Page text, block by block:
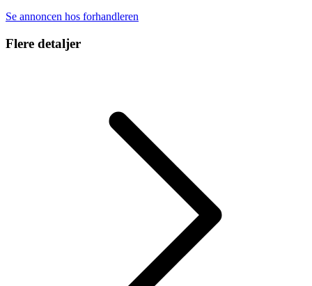
Se annoncen hos forhandleren
Flere detaljer